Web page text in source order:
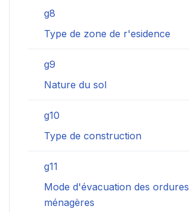
g8
Type de zone de r'esidence
g9
Nature du sol
g10
Type de construction
g11
Mode d'évacuation des ordures
ménagères